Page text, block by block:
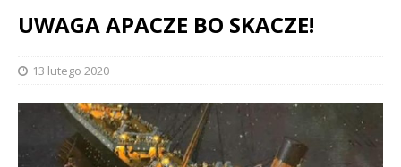
UWAGA APACZE BO SKACZE!
13 lutego 2020